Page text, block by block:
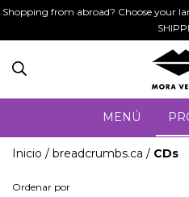
Shopping from abroad? Choose your
MENÚ
Inicio / breadcrumbs.ca / CDs
Ordenar por